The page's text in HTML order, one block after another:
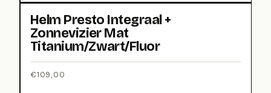
Helm Presto Integraal +
Zonnevizier Mat
Titanium/Zwart/Fluor
€109,00